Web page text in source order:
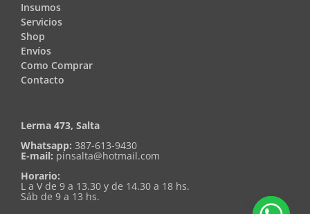
Insumos
Servicios
Shop
Envíos
Como Comprar
Contacto
Lerma 473, Salta
Whatsapp: 387-613-9430
E-mail: pinsalta@hotmail.com
Horario:
L a V de 9 a 13.30 y de 14.30 a 18 hs.
Sáb de 9 a 13 hs.